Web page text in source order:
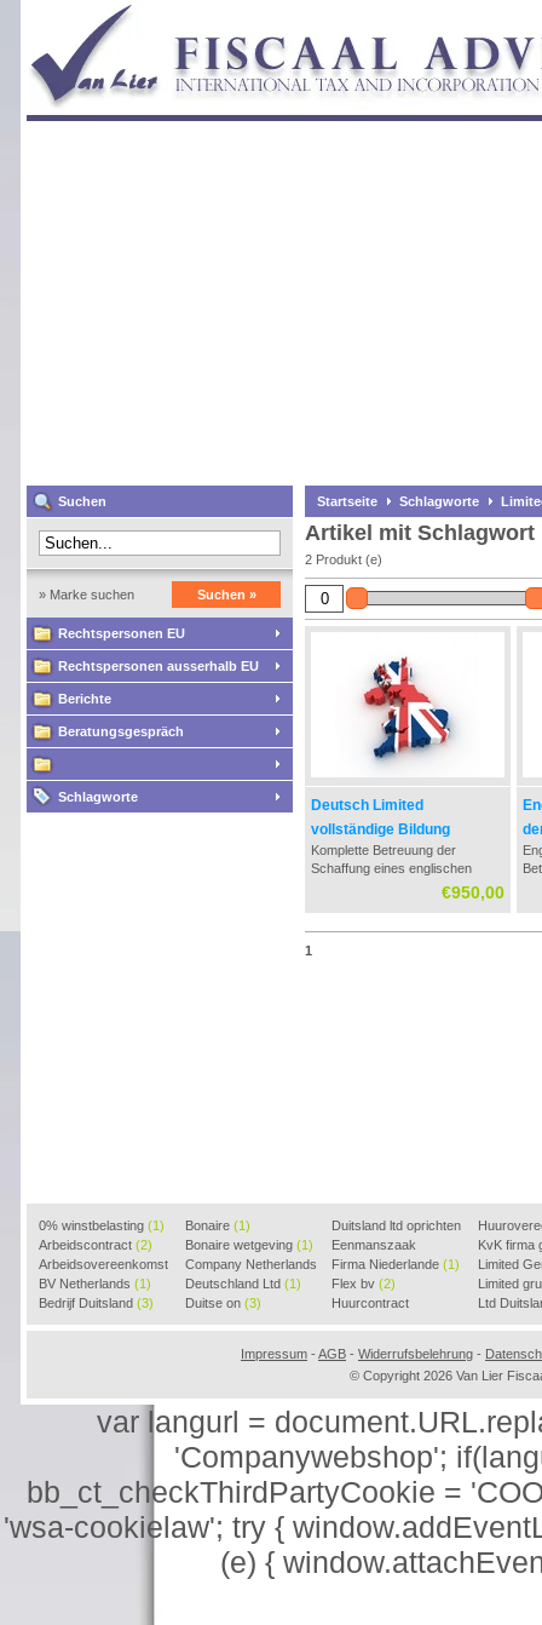
Suchen
» Marke suchen Suchen »
Rechtspersonen EU
Rechtspersonen ausserhalb EU
Berichte
Beratungsgespräch
Schlagworte
Startseite Schlagworte
Artikel mit Schlagwort
2 Produkt (e)
Deutsch Limited
vollständige Bildung
Komplette Betreuung der
Schaffung eines englischen
Limited, die in Deutschland€950,00
1
0% winstbelasting (1)
Arbeidscontract (2)
Arbeidsovereenkomst
(2)
BV Netherlands (1)
Bedrijf Duitsland (3)
Bonaire (1)
Bonaire wetgeving (1)
Company Netherlands
(1)
Deutschland Ltd (1)
Duitse on (3)
Duitsland ltd oprichten
(2)
Eenmanszaak
beginnen(1)
Firma Niederlande (1)
Flex bv (2)
Huurcontract
voorbeeld(3)
KvK firma
Limited
Limited
Ltd
Impressum - AGB - Widerrufsbelehrung -
© Copyright 2026 Van Lier
var langurl =
'Companywebshop';
bb_ct_checkThirdPartyCookie =
'wsa-cookielaw'; try {
(e) {